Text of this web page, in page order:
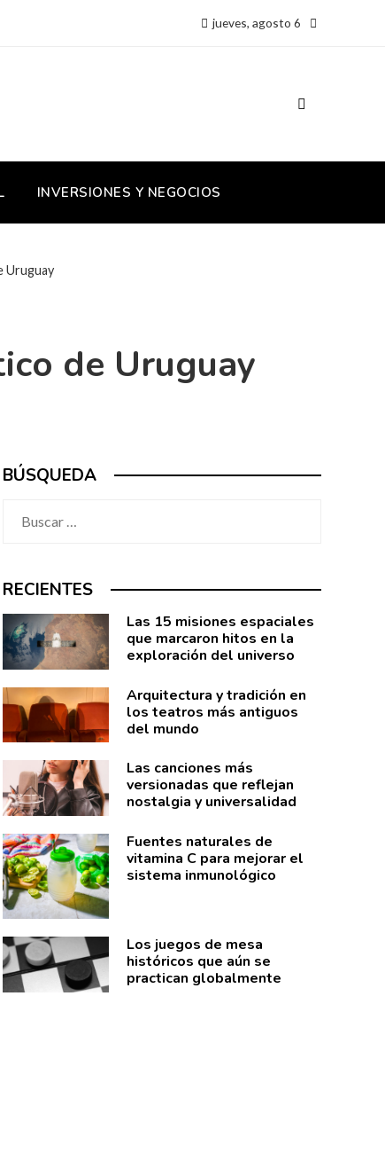
jueves, agosto 6
INVERSIONES Y NEGOCIOS
Uruguay
de Uruguay
BÚSQUEDA
RECIENTES
Las 15 misiones espaciales
que marcaron hitos en la
exploración del universo
Arquitectura y tradición en
los teatros más antiguos
del mundo
Las canciones más
versionadas que reflejan
nostalgia y universalidad
Fuentes naturales de
vitamina C para mejorar el
sistema inmunológico
Los juegos de mesa
históricos que aún se
practican globalmente